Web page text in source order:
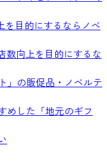
目的にするならノベ
向上を目的にするな
の販促品・ノベルテ
した「地元のギフ